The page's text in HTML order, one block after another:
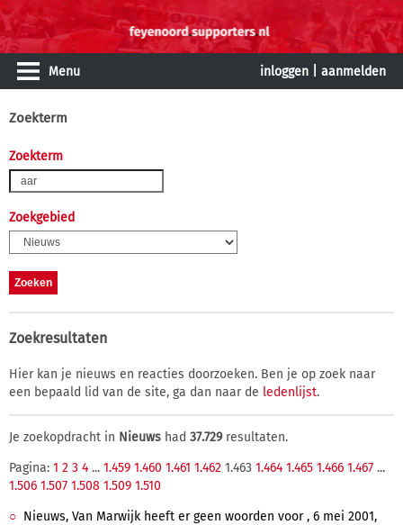
Menu inloggen aanmelden
Zoekterm
Zoekterm
Zoekgebied
Zoekresultaten
Hier kan je nieuws en reacties doorzoeken. Ben je op zoek naar
een bepaald lid van de site, ga dan naar de ledenlijst.
Je zoekopdracht in Nieuws had 37.729resultaten.
Pagina: 1 2 3 4 ... 1.459 1.460 1.461 1.462 1.463 1.464 1.465 1.466 1.467 ...
1.506 1.507 1.508 1.509 1.510
Nieuws, Van Marwijk heeft er geen woorden voor , 6 mei 2001,